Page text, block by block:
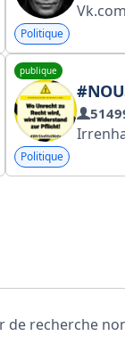
Vk.com/bocharikpublic pour les questions
Politique
publique
Politique
recherche